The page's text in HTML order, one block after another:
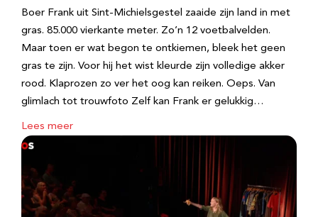
Boer Frank uit Sint-Michielsgestel zaaide zijn land in met
gras. 85.000 vierkante meter. Zo’n 12 voetbalvelden.
Maar toen er wat begon te ontkiemen, bleek het geen
gras te zijn. Voor hij het wist kleurde zijn volledige akker
rood. Klaprozen zo ver het oog kan reiken. Oeps. Van
glimlach tot trouwfoto Zelf kan Frank er gelukkig…
Lees meer